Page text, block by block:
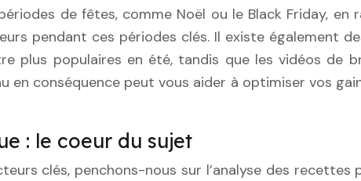
de fêtes, comme Noël ou le Black Friday,
pendant ces périodes clés. Il existe également
plus populaires en été, tandis que les vidéos de
conséquence peut vous aider à optimiser vos
: le coeur du sujet
clés, penchons-nous sur l’analyse des